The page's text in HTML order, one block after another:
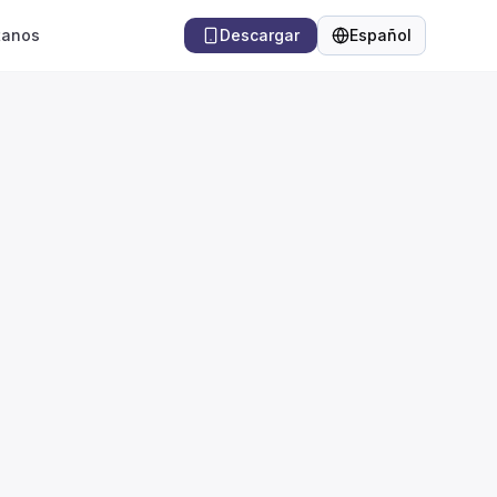
Descargar Español
Idioma